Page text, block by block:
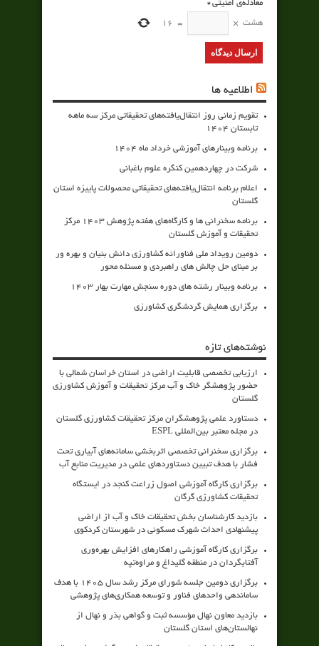
معادله‌ی امنیتی*
هشت ×
=
16
اطلاعیه ها
تقویم زمانی روز انتقال‌یافته‌های تحقیقاتی مرکز سه ماهه
تابستان 1404
برنامه وبینارهای آموزشی خرداد ماه 1404
شرکت در چهاردهمین کنگره علوم باغبانی
اعلام برنامه انتقال‌یافته‌های تحقیقاتی محصولات پاییزه استان
گلستان
برنامه سخنرانی ها و کارگاه‌های هفته پژوهش 1403 مرکز
تحقیقات و آموزش گلستان
دومین رویداد ملی فناورانه کشاورزی دانش بنیان و بهره ور
بر مبنای حل چالش های راهبردی و مسئله محور
برنامه وبینار رشته های دوره سنجش مهارت بهار 1403
برگزاری همایش گردشگری کشاورزی
نوشته‌های تازه
ارزیابی تخصصی قابلیت اراضی در استان خراسان شمالی با
حضور پژوهشگر خاک و آب مرکز تحقیقات و آموزش کشاورزی
گلستان
دستاورد علمی پژوهشگران مرکز تحقیقات کشاورزی گلستان
در مجله معتبر بین‌المللی ESPL
برگزاری سخنرانی تخصصی اثربخشی سامانه‌های آبیاری تحت
فشار با هدف تبیین دستاوردهای علمی در مدیریت منابع آب
برگزاری کارگاه آموزشی اصول زراعت کنجد در ایستگاه
تحقیقات کشاورزی گرگان
بازدید کارشناسان بخش تحقیقات خاک و آب از اراضی
پیشنهادی احداث شهرک مسکونی در شهرستان کردکوی
برگزاری کارگاه آموزشی راهکارهای افزایش بهره‌وری
آفتابگردان در منطقه گلیداغ و مراوه‌تپه
برگزاری دومین جلسه شورای مرکز رشد سال ۱۴۰۵ با هدف
ساماندهی واحدهای فناور و توسعه همکاری‌های پژوهشی
بازدید معاون نهال مؤسسه ثبت و گواهی بذر و نهال از
نهالستان‌های استان گلستان